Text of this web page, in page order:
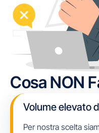
Cosa NON
Volume elevato
Per nostra scelta